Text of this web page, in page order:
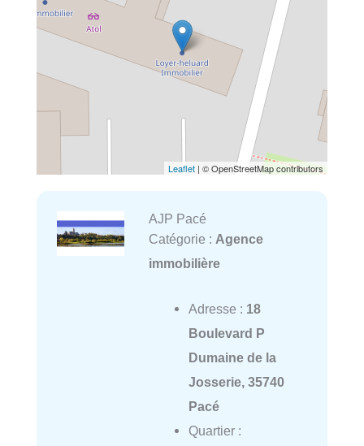
Leaflet | © OpenStreetMap contributors
AJP Pacé
Catégorie : Agence
immobilière
Adresse : 18
Boulevard P
Dumaine de la
Josserie, 35740
Pacé
Quartier :